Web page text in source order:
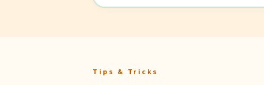
Tips & Tricks